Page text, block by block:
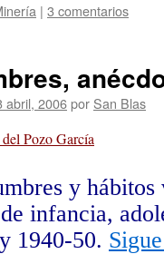
| 3 comentarios
abril, 2006por San Blas
Pozo García
y
infancia,
1940-50.